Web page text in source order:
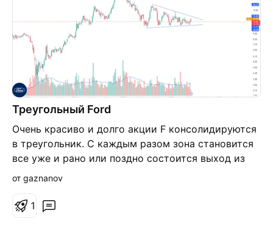
Треугольный Ford
Очень красиво и долго акции F консолидируются
в треугольник. С каждым разом зона становится
все уже и рано или поздно состоится выход из
движение в сторону пробоя. Слежу.
от gaznanov
1